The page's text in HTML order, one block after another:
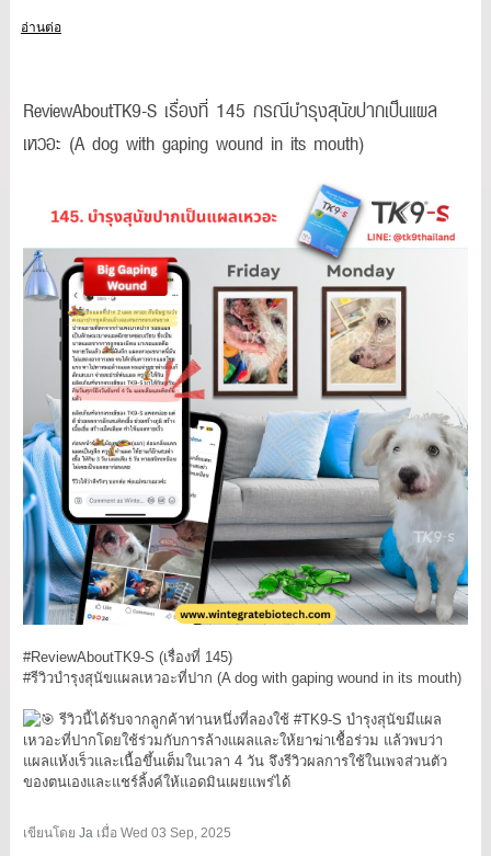
อ่านต่อ
ReviewAboutTK9-S เรื่องที่ 145 กรณีบำรุงสุนัขปากเป็นแผล
เหวอะ (A dog with gaping wound in its mouth)
#ReviewAboutTK9-S (เรื่องที่ 145)
#รีวิวบำรุงสุนัขแผลเหวอะที่ปาก (A dog with gaping wound in its mouth)
รีวิวนี้ได้รับจากลูกค้าท่านหนึ่งที่ลองใช้ #TK9-S บำรุงสุนัขมีแผล
เหวอะที่ปากโดยใช้ร่วมกับการล้างแผลและให้ยาฆ่าเชื้อร่วม แล้วพบว่า
แผลแห้งเร็วและเนื้อขึ้นเต็มในเวลา 4 วัน จึงรีวิวผลการใช้ในเพจส่วนตัว
ของตนเองและแชร์ลิ้งค์ให้แอดมินเผยแพร่ได้
เขียนโดย Jaเมื่อ Wed 03 Sep, 2025